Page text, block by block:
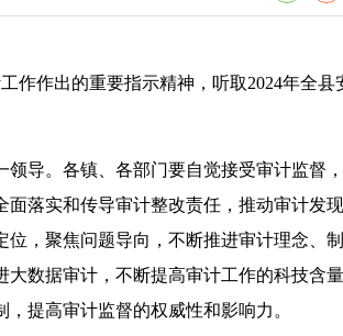
作出的重要指示精神，听取2024年全县
导。各镇、各部门要自觉接受审计监督
落实和传导审计整改责任，推动审计发
，聚焦问题导向，不断推进审计理念、
数据审计，不断提高审计工作的科技含
提高审计监督的权威性和影响力。